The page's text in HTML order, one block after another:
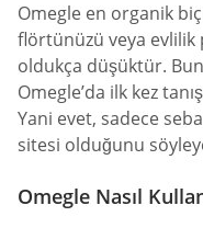
Omegle en organik
flörtünüzü veya evlilik
oldukça düşüktür.
Omegle’da ilk kez
Yani evet, sadece
sitesi olduğunu
Omegle Nasıl